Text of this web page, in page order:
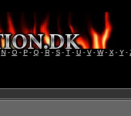
N - O - P- Q - R- S- T- U- V- W- X- Y-